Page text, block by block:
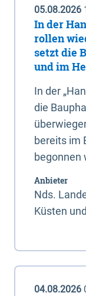
05.08.2026
In der
rollen
setzt die
und im
In der
die
bereits im
begonnen
Anbieter
Nds.
Küsten
04.08.2026